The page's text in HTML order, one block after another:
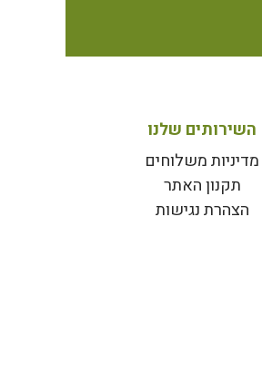
השירותים שלנו
מדיניות משלוחים
תקנון האתר
הצהרת נגישות